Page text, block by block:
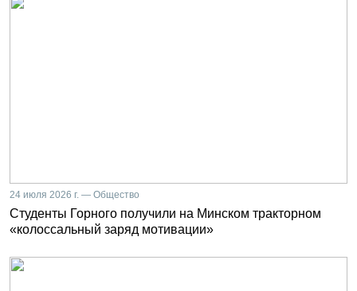
24 июля 2026 г. — Общество
Студенты Горного получили на Минском тракторном
«колоссальный заряд мотивации»